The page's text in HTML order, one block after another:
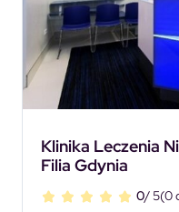
Klinika Leczenia
Filia Gdynia
0/ 5(0